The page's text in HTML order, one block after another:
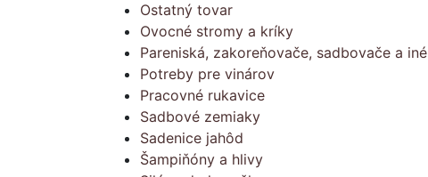
Ostatný tovar
Ovocné stromy a kríky
Pareniská, zakoreňovače, sadbovače a iné
Potreby pre vinárov
Pracovné rukavice
Sadbové zemiaky
Sadenice jahôd
Šampiňóny a hlivy